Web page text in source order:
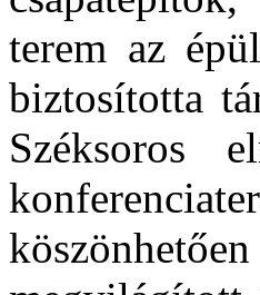
terem az
biztosította
Széksoros